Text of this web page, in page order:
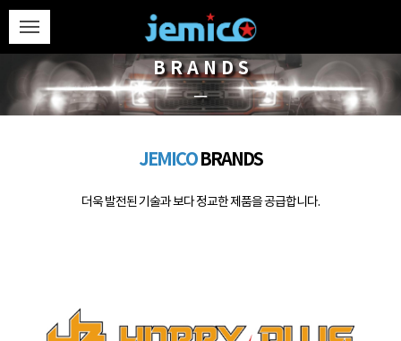
BRANDS
─
JEMICOBRANDS
더욱 발전된 기술과 보다 정교한 제품을 공급합니다.